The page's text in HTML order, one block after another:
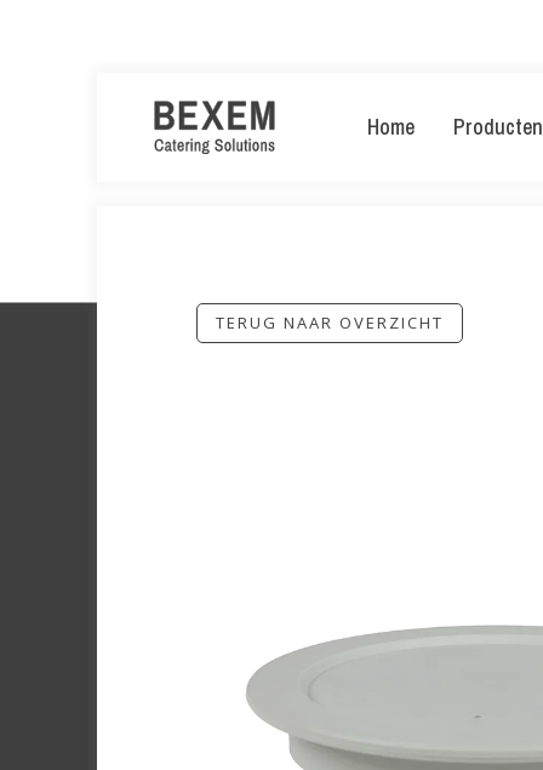
Home Producten
TERUG NAAR OVERZICHT